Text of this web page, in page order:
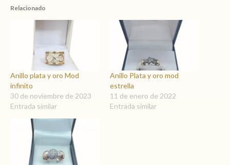
Relacionado
Anillo plata y oro Mod
infinito
30 de noviembre de 2023
Entrada similar
Anillo Plata y oro mod
estrella
11 de enero de 2022
Entrada similar